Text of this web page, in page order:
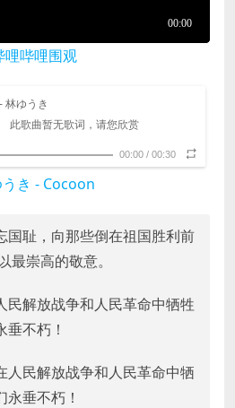
哩哔哩围观
- 林ゆうき
此歌曲暂无歌词，请您欣赏
00:00 / 00:30
き - Cocoon
国耻，向那些倒在祖国胜利前
最崇高的敬意。
民解放战争和人民革命中牺牲
不朽！
人民解放战争和人民革命中牺
垂不朽！